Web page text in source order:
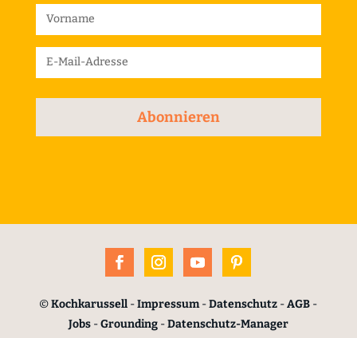
Abonnieren
©Kochkarussell -Impressum-Datenschutz -AGB -
Jobs-Grounding-Datenschutz-Manager